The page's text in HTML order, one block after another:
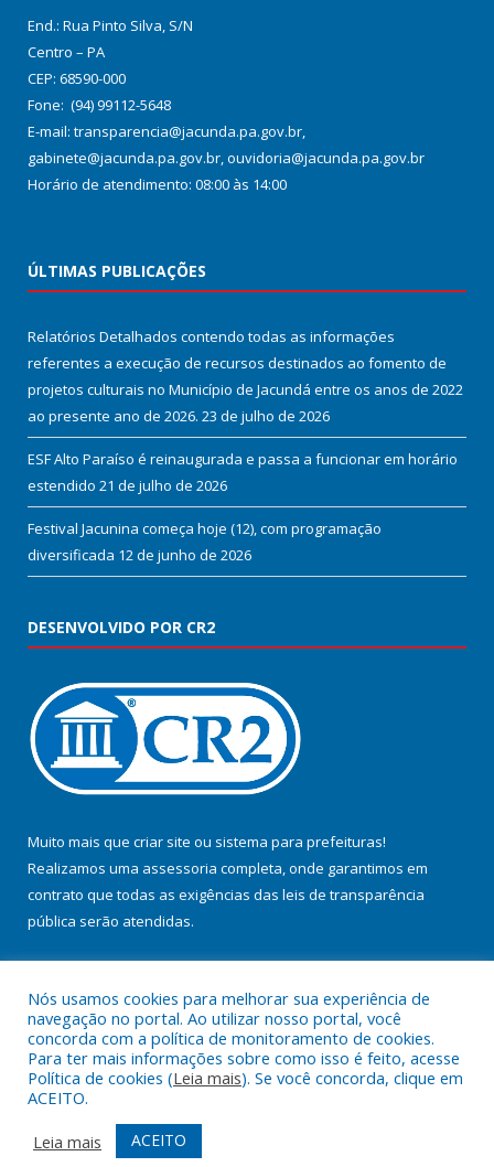
End.: Rua Pinto Silva, S/N
Centro – PA
CEP: 68590-000
Fone: (94) 99112-5648
E-mail: transparencia@jacunda.pa.gov.br,
gabinete@jacunda.pa.gov.br, ouvidoria@jacunda.pa.gov.br
Horário de atendimento: 08:00 às 14:00
ÚLTIMAS PUBLICAÇÕES
Relatórios Detalhados contendo todas as informações
referentes a execução de recursos destinados ao fomento de
projetos culturais no Município de Jacundá entre os anos de 2022
ao presente ano de 2026. 23 de julho de 2026
ESF Alto Paraíso é reinaugurada e passa a funcionar em horário
estendido 21 de julho de 2026
Festival Jacunina começa hoje (12), com programação
diversificada 12 de junho de 2026
DESENVOLVIDO POR CR2
Muito mais que criar site ou sistema para prefeituras!
Realizamos uma assessoria completa, onde garantimos em
contrato que todas as exigências das leis de transparência
pública serão atendidas.
Todos os direitos reservados a Prefeitura Municipal de Jacundá.
Mapa do Site
Acessar Área Administrativa
Acessar Webmail
Nós usamos cookies para melhorar sua experiência de
navegação no portal. Ao utilizar nosso portal, você
concorda com a política de monitoramento de cookies.
Para ter mais informações sobre como isso é feito, acesse
Política de cookies (Leia mais). Se você concorda, clique em
ACEITO.
Leia mais
ACEITO